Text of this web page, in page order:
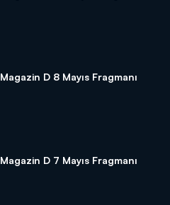
Magazin D 8 Mayıs Fragmanı
Magazin D 7 Mayıs Fragmanı